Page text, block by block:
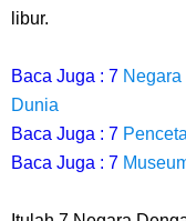
libur.
Baca Juga : 7
Dunia
Baca Juga : 7
Baca Juga : 7